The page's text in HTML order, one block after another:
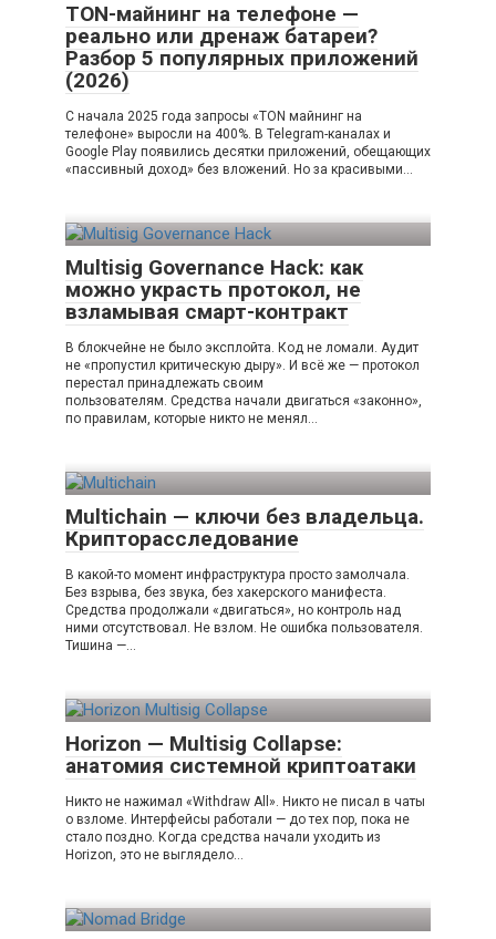
TON-майнинг на телефоне —
реально или дренаж батареи?
Разбор 5 популярных приложений
(2026)
С начала 2025 года запросы «TON майнинг на
телефоне» выросли на 400%. В Telegram-каналах и
Google Play появились десятки приложений, обещающих
«пассивный доход» без вложений. Но за красивыми…
Multisig Governance Hack: как
можно украсть протокол, не
взламывая смарт-контракт
В блокчейне не было эксплойта. Код не ломали. Аудит
не «пропустил критическую дыру». И всё же — протокол
перестал принадлежать своим
пользователям. Средства начали двигаться «законно»,
по правилам, которые никто не менял…
Multichain — ключи без владельца.
Крипторасследование
В какой-то момент инфраструктура просто замолчала.
Без взрыва, без звука, без хакерского манифеста.
Средства продолжали «двигаться», но контроль над
ними отсутствовал. Не взлом. Не ошибка пользователя.
Тишина —…
Horizon — Multisig Collapse:
анатомия системной криптоатаки
Никто не нажимал «Withdraw All». Никто не писал в чаты
о взломе. Интерфейсы работали — до тех пор, пока не
стало поздно. Когда средства начали уходить из
Horizon, это не выглядело…